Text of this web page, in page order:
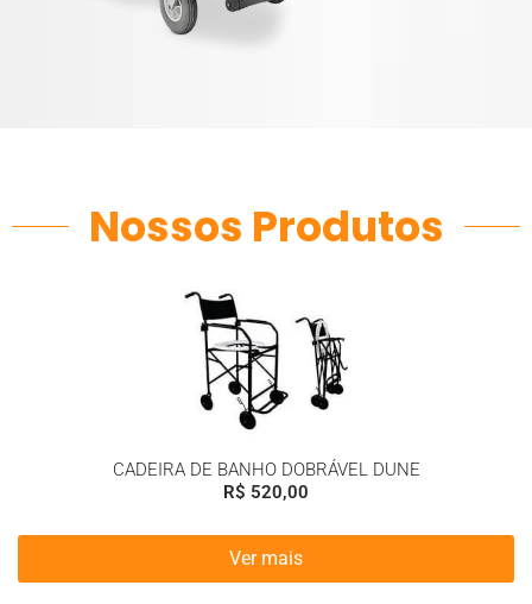
Nossos Produtos
CADEIRA DE BANHO DOBRÁVEL DUNE
R$ 520,00
Ver mais